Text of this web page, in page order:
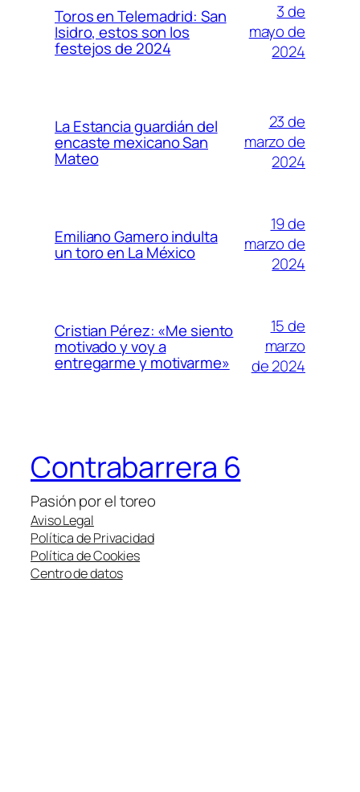
Toros en Telemadrid: San
Isidro, estos son los
festejos de 2024
3 de
mayo de
2024
La Estancia guardián del
encaste mexicano San
Mateo
23 de
marzo de
2024
Emiliano Gamero indulta
un toro en La México
19 de
marzo de
2024
Cristian Pérez: «Me siento
motivado y voy a
entregarme y motivarme»
15 de
marzo
de 2024
Contrabarrera 6
Pasión por el toreo
Aviso Legal
Política de Privacidad
Política de Cookies
Centro de datos